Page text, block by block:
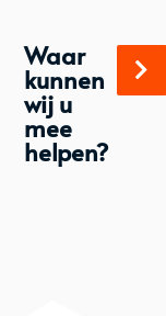
Waar
kunnen
wij u
mee
helpen?